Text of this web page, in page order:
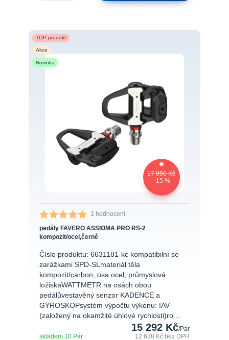
TOP produkt
Akce
Novinka
17 990 Kč
- 15 %
1 hodnocení
pedály FAVERO ASSIOMA PRO RS-2
kompozit/ocel,černé
Číslo produktu: 6631181-kc kompatibilní se
zarážkami SPD-SLmateriál těla
kompozit/carbon, osa ocel, průmyslová
ložiskaWATTMETR na osách obou
pedálůvestavěný senzor KADENCE a
GYROSKOPsystém výpočtu výkonu: IAV
(založený na okamžité úhlové rychlosti)ro...
15 292 Kč/Pár
12 638 Kčbez DPH
skladem 10 Pár